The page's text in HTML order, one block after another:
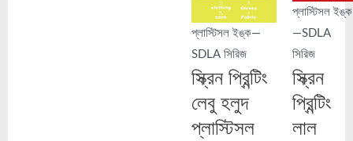
প্লাস্টিসল ইঙ্ক—
SDLA সিরিজ
স্ক্রিন প্রিন্টিং
লেবু হলুদ
প্লাস্টিসল
প্লাস্টিসল ইঙ্ক
—SDLA
সিরিজ
স্ক্রিন
প্রিন্টিং
লাল